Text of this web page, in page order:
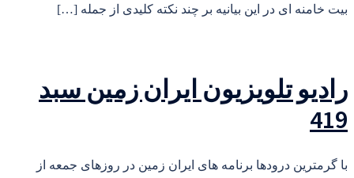
بیت خامنه ای در این بیانیه بر چند نکته کلیدی از جمله […]
رادیو تلویزیون ایران زمین سبد
419
با گرمترین درودها برنامه های ایران زمین در روزهای جمعه از